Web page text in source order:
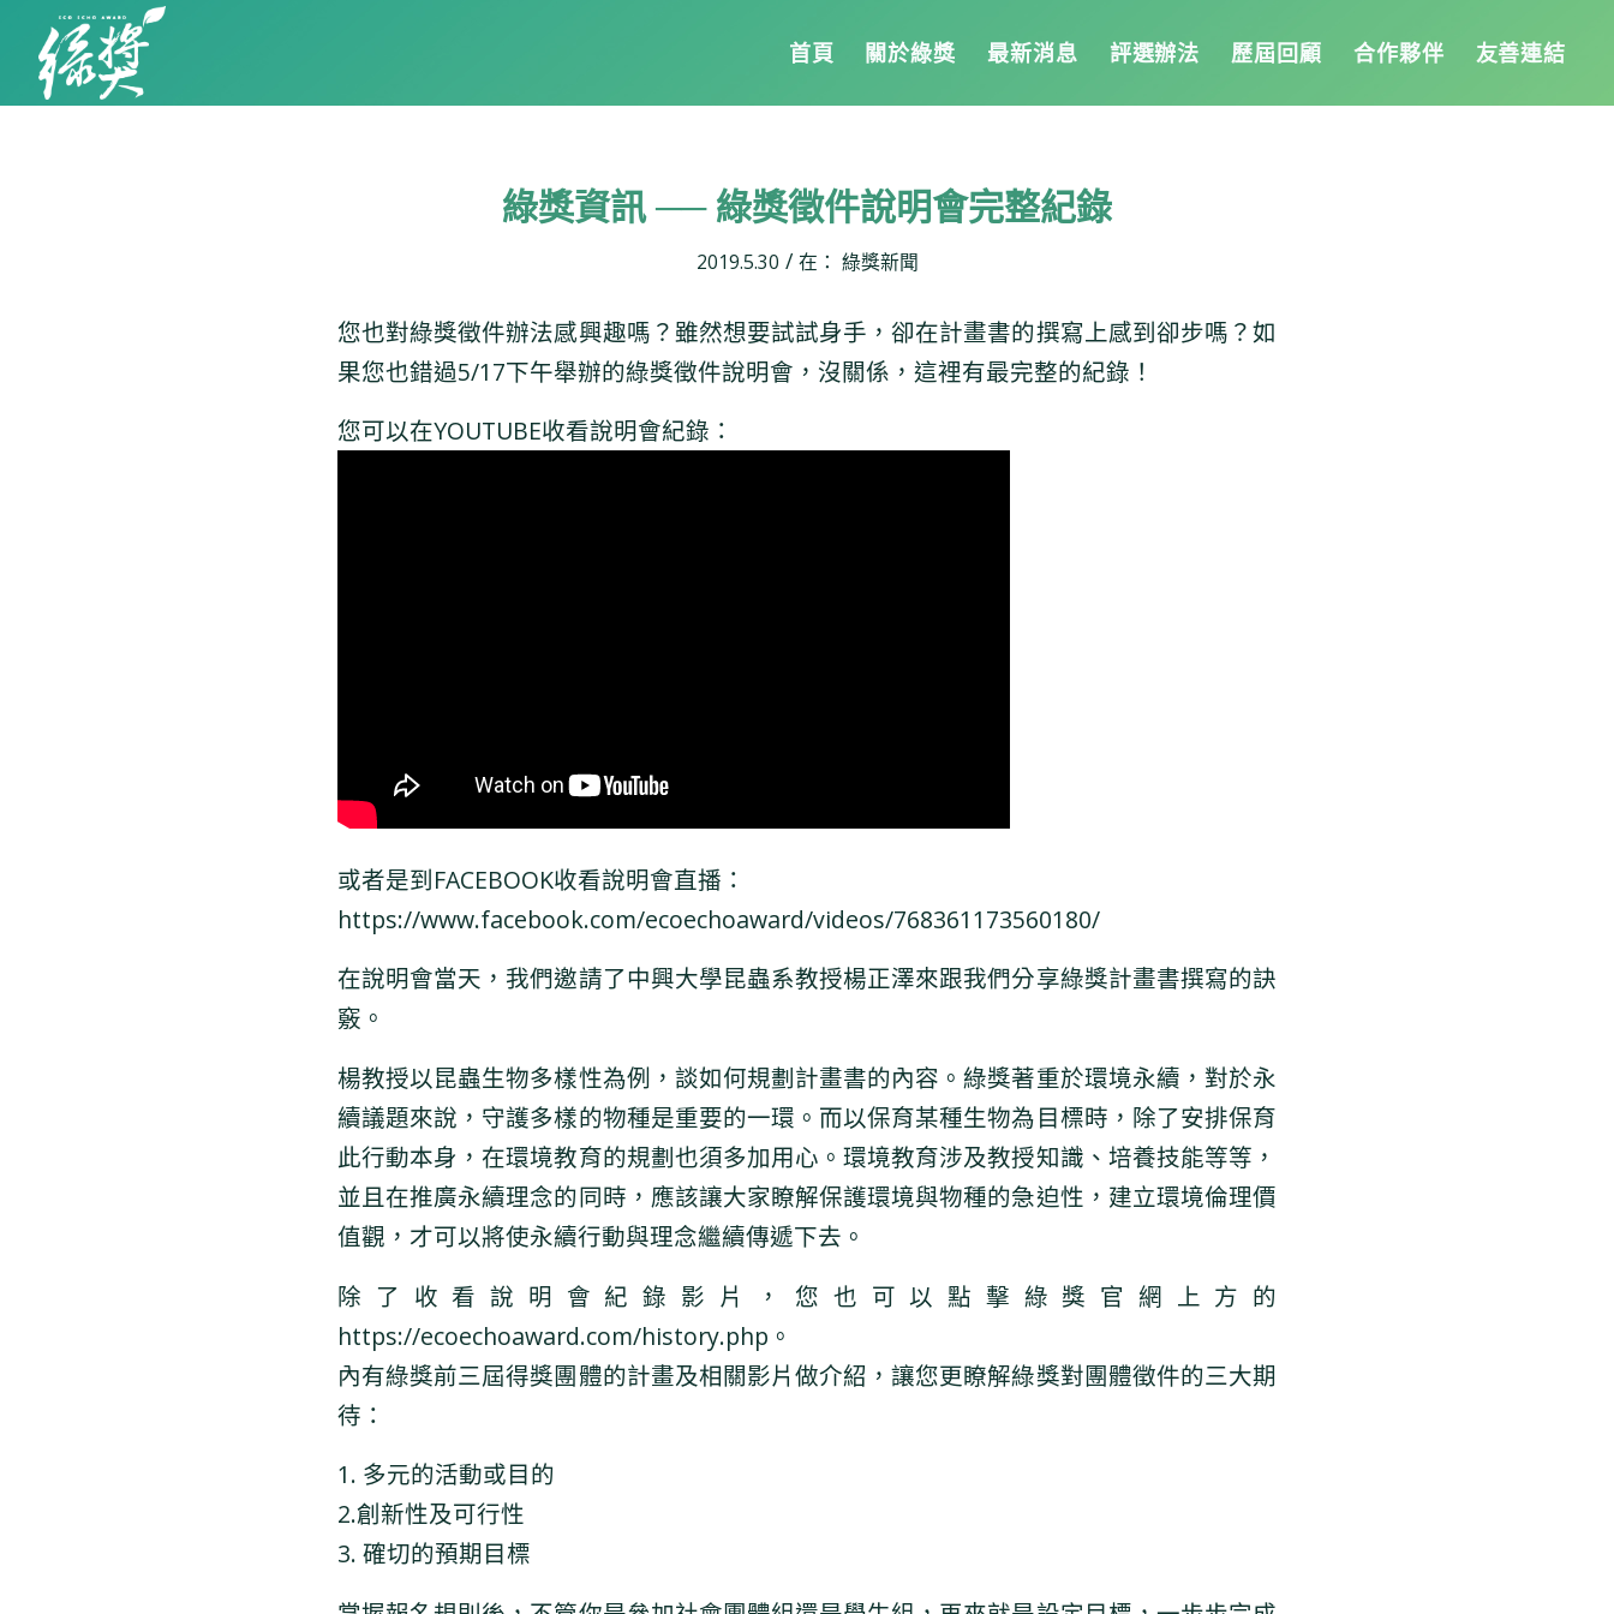
首頁 關於綠獎 最新消息 評選辦法 歷屆回顧 合作夥伴 友善連結
綠獎資訊 ── 綠獎徵件說明會完整紀錄
2019.5.30 / 在： 綠獎新聞
您也對綠獎徵件辦法感興趣嗎？雖然想要試試身手，卻在計畫書的撰寫上感到卻步嗎？如
果您也錯過5/17下午舉辦的綠獎徵件說明會，沒關係，這裡有最完整的紀錄！
您可以在YOUTUBE收看說明會紀錄：
或者是到FACEBOOK收看說明會直播：
https://www.facebook.com/ecoechoaward/videos/768361173560180/
在說明會當天，我們邀請了中興大學昆蟲系教授楊正澤來跟我們分享綠獎計畫書撰寫的訣
竅。
楊教授以昆蟲生物多樣性為例，談如何規劃計畫書的內容。綠獎著重於環境永續，對於永
續議題來說，守護多樣的物種是重要的一環。而以保育某種生物為目標時，除了安排保育
此行動本身，在環境教育的規劃也須多加用心。環境教育涉及教授知識、培養技能等等，
並且在推廣永續理念的同時，應該讓大家瞭解保護環境與物種的急迫性，建立環境倫理價
值觀，才可以將使永續行動與理念繼續傳遞下去。
除了收看說明會紀錄影片，您也可以點擊綠獎官網上方的
https://ecoechoaward.com/history.php。
內有綠獎前三屆得獎團體的計畫及相關影片做介紹，讓您更瞭解綠獎對團體徵件的三大期
待：
1. 多元的活動或目的
2.創新性及可行性
3. 確切的預期目標